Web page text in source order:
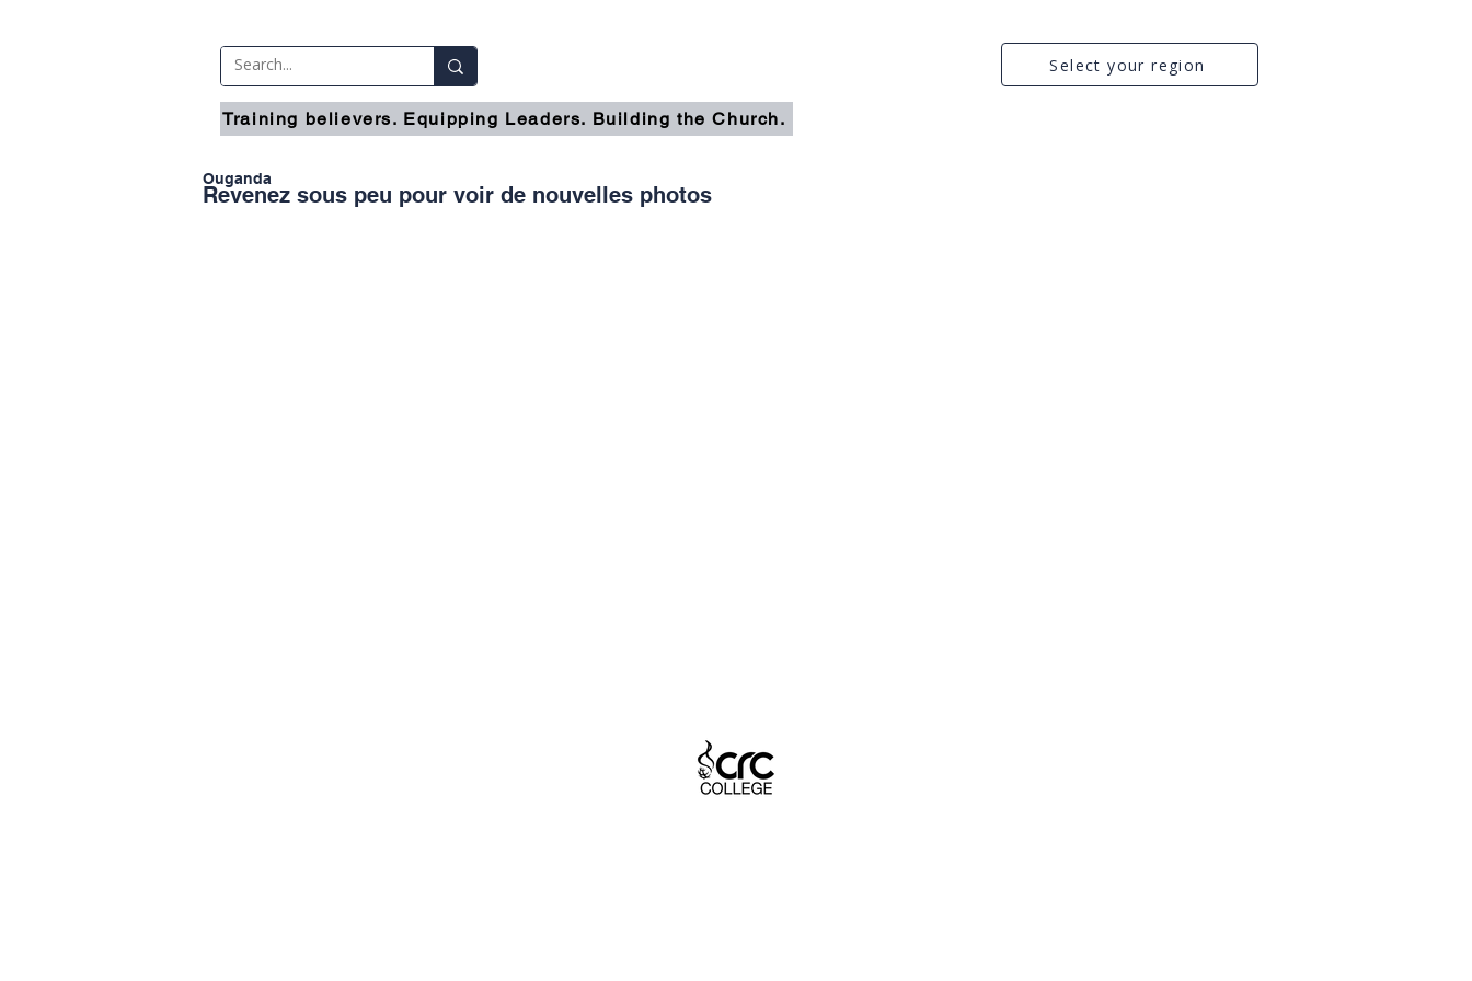
Training believers. Equipping Leaders. Building the Church.
Select your region
Ouganda
Revenez sous peu pour voir de nouvelles photos